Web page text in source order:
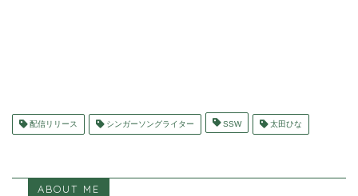
配信リリース シンガーソングライター SSW 太田ひな
ABOUT ME